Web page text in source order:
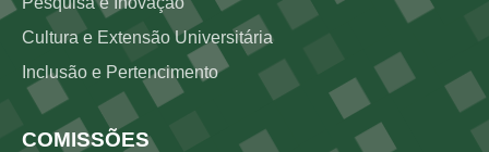
Cultura e Extensão Universitária
Inclusão e Pertencimento
COMISSÕES